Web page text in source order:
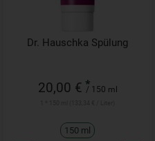
Dr. Hauschka Spülung
20,00 € *
/ 150 ml
150 ml